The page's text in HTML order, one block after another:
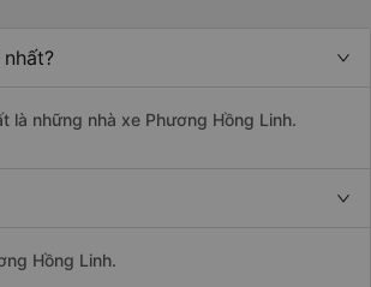
là những nhà xe Phương Hồng Linh.
Hồng Linh.